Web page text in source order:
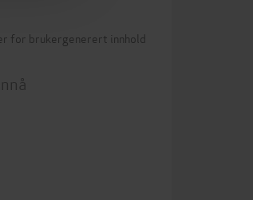
for brukergenerert innhold